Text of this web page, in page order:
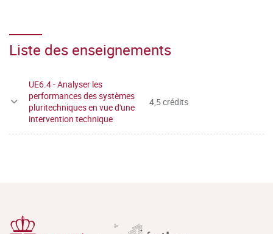
Liste des enseignements
UE6.4 - Analyser les
performances des systèmes
pluritechniques en vue d'une
intervention technique
4,5 crédits